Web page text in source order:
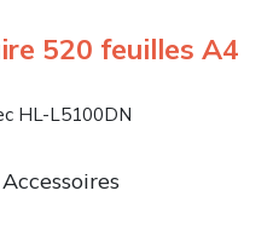
520 feuilles A4
HL-L5100DN
Accessoires